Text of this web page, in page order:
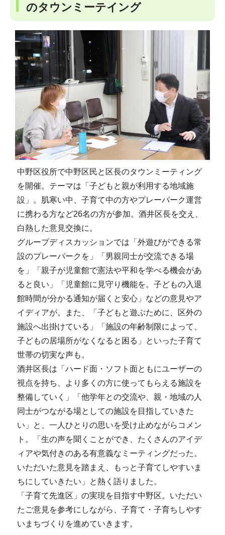
のタウンミーテイング
中野区役所で中野区民と区長のタウンミーティング
を開催。テーマは「子どもと親が利用する地域施
設」。肌寒い中、子育て中の方やプレーパーク運営
に携わる方など26名の方が参加。酒井区長を交え、
白熱した意見交換に。
グループディスカッションでは「外遊びができる常
設のプレーパークを」「男親同士が交流できる場
を」「親子が児童館で憲法や平和を学べる機会があ
ると良い」「児童館に見守り機能を。子どもの入退
館時間が分かる通知が届くと安心」などの意見やア
イディアが。また、「子どもと遊ぶために、区外の
施設へ出掛けている」「施設の年齢制限によって、
子どもの居場所がなくなると困る」といった子育て
世帯の切実な声も。
酒井区長は「ハード面・ソフト面ともにユーザーの
視点を持ち、より多くの方に使ってもらえる施設を
整備していく」「他学年との交流や、親・地域の人
同士がつながる場としての施設を目指していきた
い」と、一人ひとりの思いを受け止めながらコメン
ト。「生の声を聞くことができ、たくさんのアイデ
ィアや気付きのある有意義なミーティングだった。
いただいた意見を踏まえ、もっと子育てしやすいま
ちにしていきたい」と熱く語りました。
「子育て先進区」の実現を目指す中野区。いただい
たご意見を参考にしながら、子育て・子育ちしやす
いまちづくりを進めていきます。